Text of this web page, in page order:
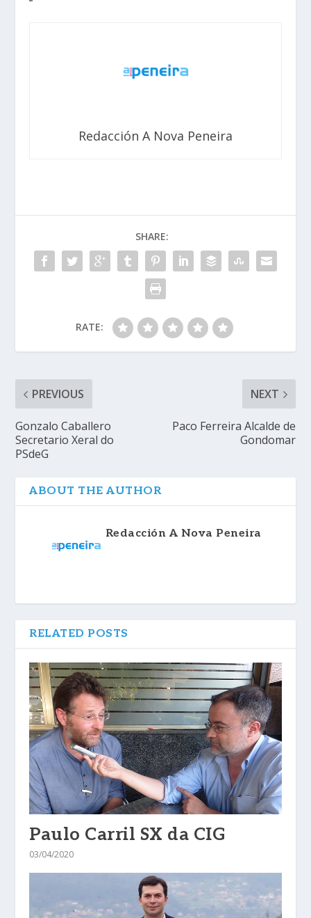
Redacción A Nova Peneira
SHARE:
RATE:
PREVIOUS
Gonzalo Caballero
Secretario Xeral do
PSdeG
NEXT
Paco Ferreira Alcalde de
Gondomar
ABOUT THE AUTHOR
Redacción A Nova Peneira
RELATED POSTS
Paulo Carril SX da CIG
03/04/2020